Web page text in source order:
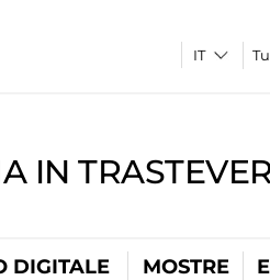
IN
DIGITALE MOSTRE